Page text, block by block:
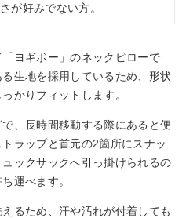
が好みでない方。
ヨギボー」のネックピローで
生地を採用しているため、形状
かりフィットします。
、長時間移動する際にあると便
ラップと首元の2箇所にスナッ
ックサックへ引っ掛けられるの
運べます。
るため、汗や汚れが付着しても